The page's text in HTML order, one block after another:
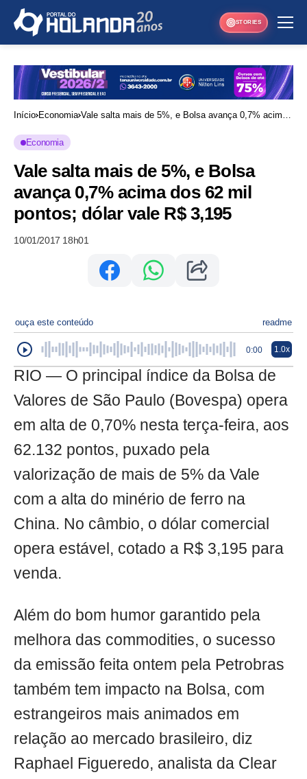
STORIES
Início Economia Vale salta mais de 5%, e Bolsa avança 0,7% acima
Economia
Vale salta mais de 5%, e Bolsa
avança 0,7% acima dos 62 mil
pontos; dólar vale R$ 3,195
10/01/2017 18h01
ouça este conteúdo readme
0:00 1.0x
RIO — O principal índice da Bolsa de
Valores de São Paulo (Bovespa) opera
em alta de 0,70% nesta terça-feira, aos
62.132 pontos, puxado pela
valorização de mais de 5% da Vale
com a alta do minério de ferro na
China. No câmbio, o dólar comercial
opera estável, cotado a R$ 3,195 para
venda.
Além do bom humor garantido pela
melhora das commodities, o sucesso
da emissão feita ontem pela Petrobras
também tem impacto na Bolsa, com
estrangeiros mais animados em
relação ao mercado brasileiro, diz
Raphael Figueredo, analista da Clear